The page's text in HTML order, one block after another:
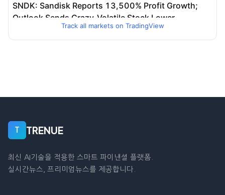
Track all markets on TradingView
T TRENUE
최신 AI기술을 적용한 스마트 파이낸셜 플랫폼.
실시간뉴스, 프리미엄뉴스를 제공합니다.